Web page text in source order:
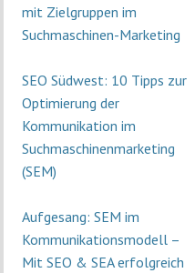
mit Zielgruppen im
Suchmaschinen-Marketing
SEO Südwest: 10 Tipps zur
Optimierung der
Kommunikation im
Suchmaschinenmarketing
(SEM)
Aufgesang: SEM im
Kommunikationsmodell –
Mit SEO & SEA erfolgreich